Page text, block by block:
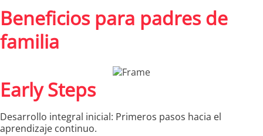
Beneficios para padres de
familia
Early Steps
Desarrollo integral inicial: Primeros pasos hacia el
aprendizaje continuo.